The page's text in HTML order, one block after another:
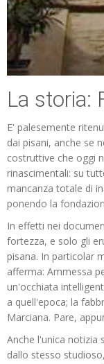
La storia:
E' palesemente
dai pisani, anche se
costruttive che oggi
rinascimentali: su
mancanza totale di
ponendo la
In effetti nei
fortezza, e solo gli
pisana. In particolar
afferma: Ammessa
un'occhiata
a quell'epoca; la
Marciana. Pare,
Anche l'unica notizia
dallo stesso